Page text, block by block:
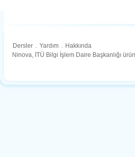
Dersler . Yardım . Hakkında
Ninova, İTÜ Bilgi İşlem Daire Başkanlığı